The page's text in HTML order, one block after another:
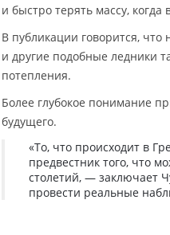
и быстро терять массу,
В публикации говорится,
и другие подобные ледники
потепления.
Более глубокое понимание
будущего.
«То, что происходит в
предвестник того, что
столетий, — заключает
провести реальные